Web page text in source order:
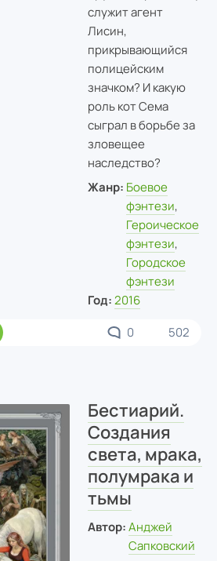
служит агент
Лисин,
прикрывающийся
полицейским
значком? И какую
роль кот Сема
сыграл в борьбе за
зловещее
наследство?
Жанр: Боевое
фэнтези,
Героическое
фэнтези,
Городское
фэнтези
Год: 2016
0 502
Бестиарий.
Создания
света, мрака,
полумрака и
тьмы
Автор: Анджей
Сапковский